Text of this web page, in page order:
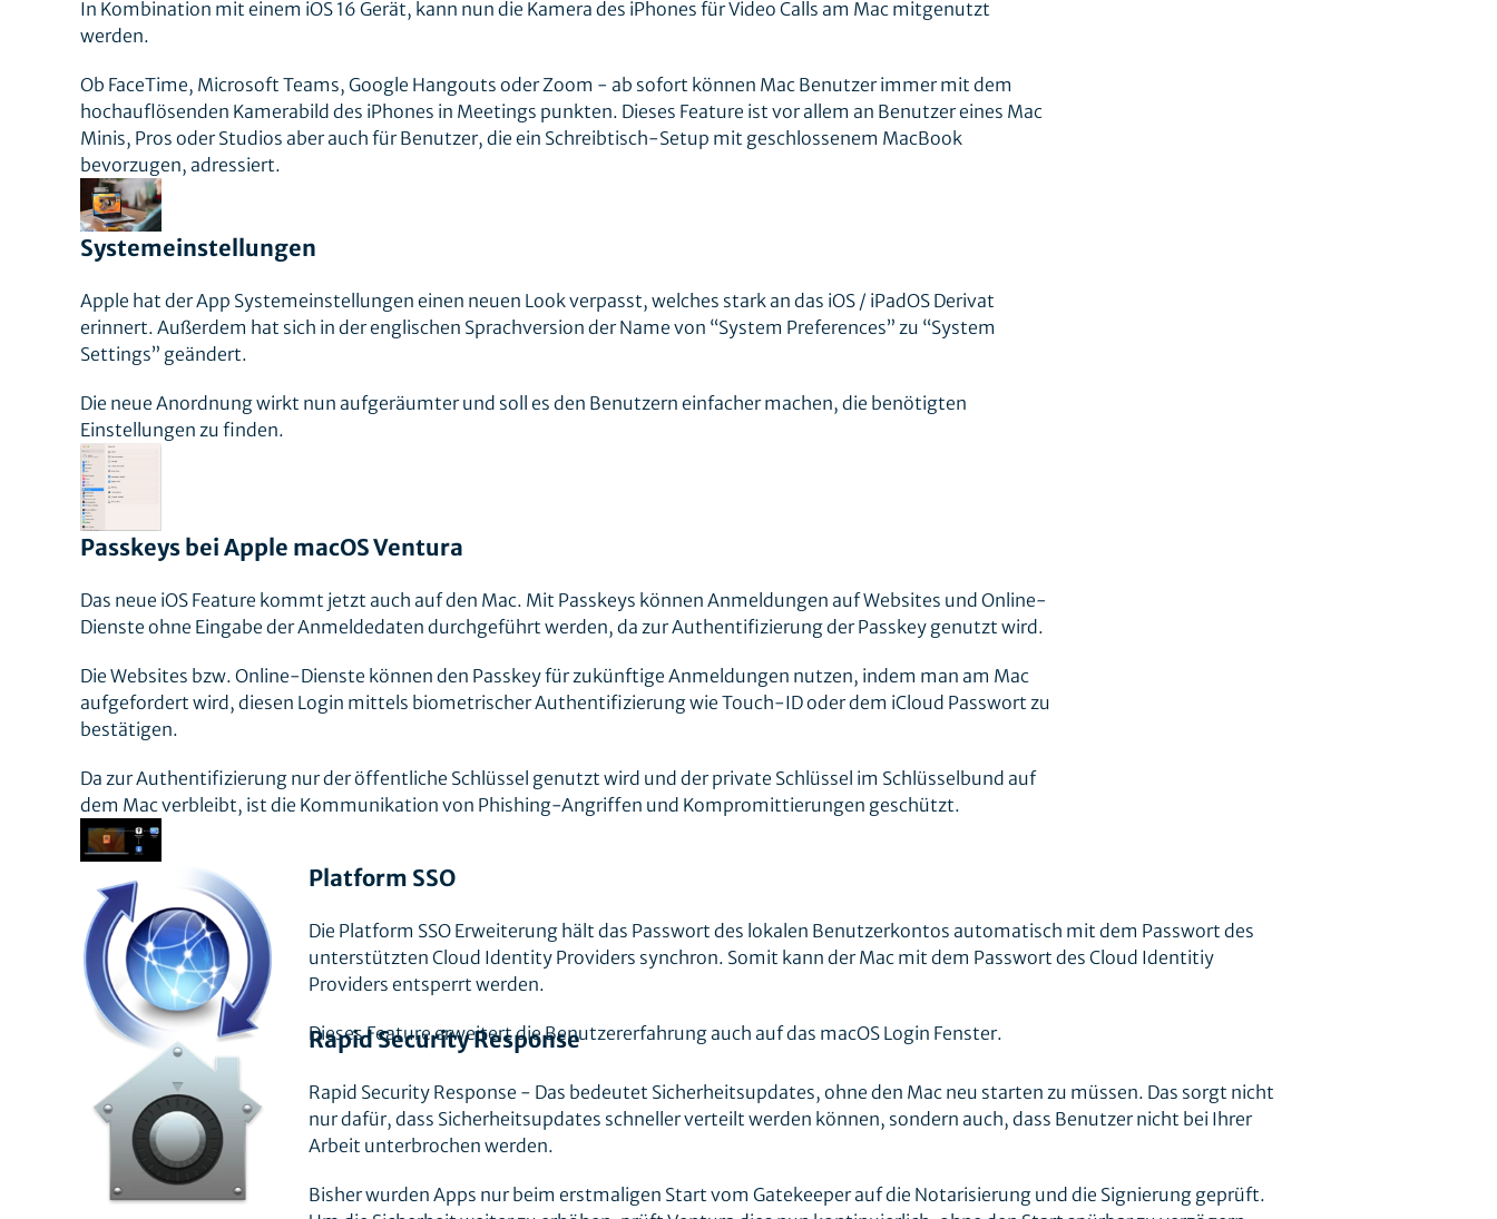
In Kombination mit einem iOS 16 Gerät, kann nun die Kamera des iPhones für Video Calls am Mac mitgenutzt
werden.
Ob FaceTime, Microsoft Teams, Google Hangouts oder Zoom - ab sofort können Mac Benutzer immer mit dem
hochauflösenden Kamerabild des iPhones in Meetings punkten. Dieses Feature ist vor allem an Benutzer eines Mac
Minis, Pros oder Studios aber auch für Benutzer, die ein Schreibtisch-Setup mit geschlossenem MacBook
bevorzugen, adressiert.
Systemeinstellungen
Apple hat der App Systemeinstellungen einen neuen Look verpasst, welches stark an das iOS / iPadOS Derivat
erinnert. Außerdem hat sich in der englischen Sprachversion der Name von “System Preferences” zu “System
Settings” geändert.
Die neue Anordnung wirkt nun aufgeräumter und soll es den Benutzern einfacher machen, die benötigten
Einstellungen zu finden.
Passkeys bei Apple macOS Ventura
Das neue iOS Feature kommt jetzt auch auf den Mac. Mit Passkeys können Anmeldungen auf Websites und Online-
Dienste ohne Eingabe der Anmeldedaten durchgeführt werden, da zur Authentifizierung der Passkey genutzt wird.
Die Websites bzw. Online-Dienste können den Passkey für zukünftige Anmeldungen nutzen, indem man am Mac
aufgefordert wird, diesen Login mittels biometrischer Authentifizierung wie Touch-ID oder dem iCloud Passwort zu
bestätigen.
Da zur Authentifizierung nur der öffentliche Schlüssel genutzt wird und der private Schlüssel im Schlüsselbund auf
dem Mac verbleibt, ist die Kommunikation von Phishing-Angriffen und Kompromittierungen geschützt.
Platform SSO
Die Platform SSO Erweiterung hält das Passwort des lokalen Benutzerkontos automatisch mit dem Passwort des
unterstützten Cloud Identity Providers synchron. Somit kann der Mac mit dem Passwort des Cloud Identitiy
Providers entsperrt werden.
Dieses Feature erweitert die Benutzererfahrung auch auf das macOS Login Fenster.
Rapid Security Response
Rapid Security Response - Das bedeutet Sicherheitsupdates, ohne den Mac neu starten zu müssen. Das sorgt nicht
nur dafür, dass Sicherheitsupdates schneller verteilt werden können, sondern auch, dass Benutzer nicht bei Ihrer
Arbeit unterbrochen werden.
Bisher wurden Apps nur beim erstmaligen Start vom Gatekeeper auf die Notarisierung und die Signierung geprüft.